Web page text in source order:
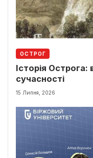
ОСТРОГ
Історія Острога:
сучасності
15 Липня, 2026